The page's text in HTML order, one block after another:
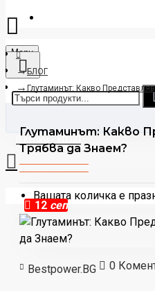
Menu
0 стоки - €0.00
Вашата количка е
БЛОГ
Глутаминът: Какво
Глутаминът: Какво
Трябва да Знаем?
12 сеп
Bestpower.BG 0